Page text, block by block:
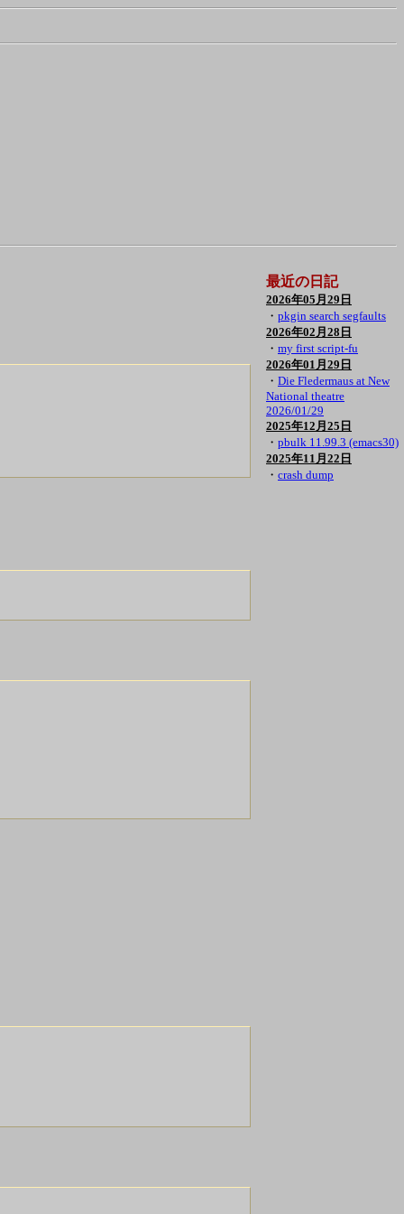
最近の日記
2026年05月29日
・ pkgin search segfaults
2026年02月28日
・ my first script-fu
2026年01月29日
・ Die Fledermaus at New
National theatre
2026/01/29
2025年12月25日
・ pbulk 11.99.3 (emacs30)
2025年11月22日
・ crash dump